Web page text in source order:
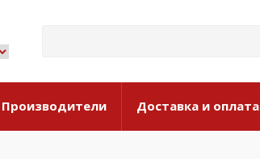
Производители Доставка и оплата